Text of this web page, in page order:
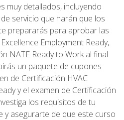
muy detallados, incluyendo
servicio que harán que los
prepararás para aprobar las
Employment Ready,
NATE Ready to Work al final
un paquete de cupones
de Certificación HVAC
y el examen de Certificación
los requisitos de tu
y asegurarte de que este curso